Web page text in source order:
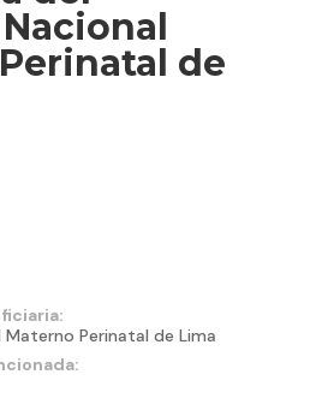
de
Perinatal de Lima